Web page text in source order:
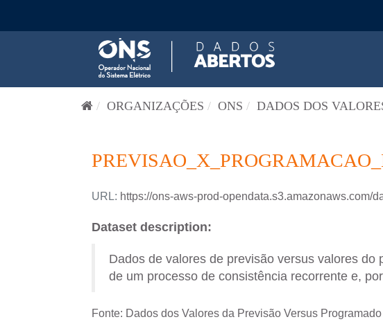
ORGANIZAÇÕES ONS DADOS DOS
URL: https://ons-aws-prod-
Dataset description:
Dados de valores de previsão versus valores
de um processo de consistência recorrente e,
Fonte: Dados dos Valores da Previsão Versus